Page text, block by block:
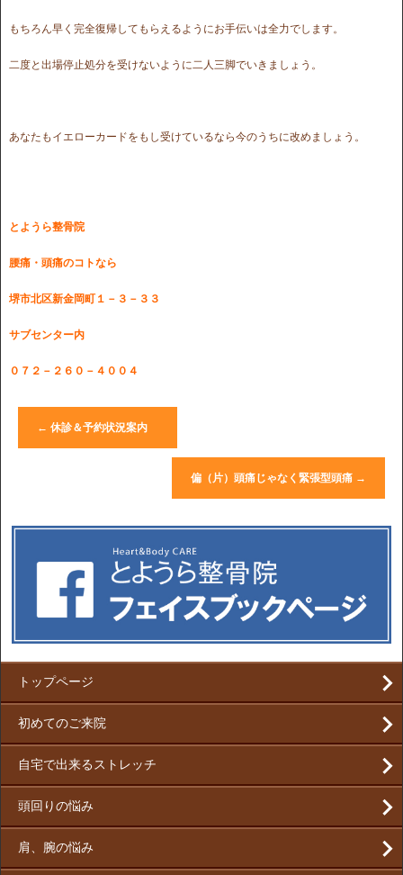
もちろん早く完全復帰してもらえるようにお手伝いは全力でします。
二度と出場停止処分を受けないように二人三脚でいきましょう。
あなたもイエローカードをもし受けているなら今のうちに改めましょう。
とようら整骨院
腰痛・頭痛のコトなら
堺市北区新金岡町１－３－３３
サブセンター内
０７２－２６０－４００４
← 休診＆予約状況案内
偏（片）頭痛じゃなく緊張型頭痛 →
トップページ
初めてのご来院
自宅で出来るストレッチ
頭回りの悩み
肩、腕の悩み